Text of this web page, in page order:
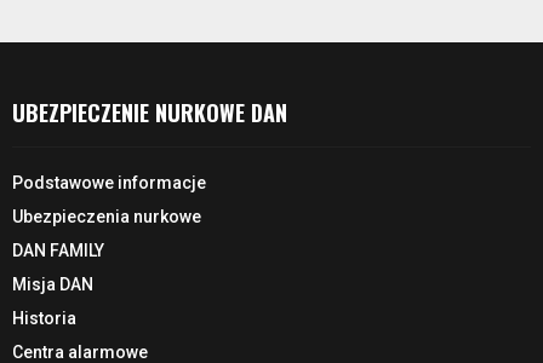
UBEZPIECZENIE NURKOWE DAN
Podstawowe informacje
Ubezpieczenia nurkowe
DAN FAMILY
Misja DAN
Historia
Centra alarmowe